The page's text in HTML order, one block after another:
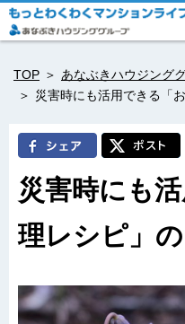
TOP
あなぶきハウジング
災害時にも活用できる「
災害時にも
理レシピ」